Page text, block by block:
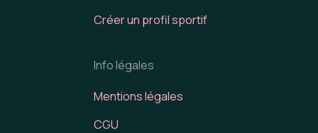
Créer un profil sportif
Info légales
Mentions légales
CGU